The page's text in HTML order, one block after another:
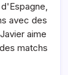
avec des
aime
matchs